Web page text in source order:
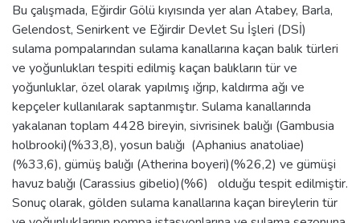
Bu çalışmada, Eğirdir Gölü kıyısında yer alan Atabey, Barla,
Gelendost, Senirkent ve Eğirdir Devlet Su İşleri (DSİ)
sulama pompalarından sulama kanallarına kaçan balık türleri
ve yoğunlukları tespiti edilmiş kaçan balıkların tür ve
yoğunluklar, özel olarak yapılmış ığrıp, kaldırma ağı ve
kepçeler kullanılarak saptanmıştır. Sulama kanallarında
yakalanan toplam 4428 bireyin, sivrisinek balığı (Gambusia
holbrooki)(%33,8), yosun balığı (Aphanius anatoliae)
(%33,6), gümüş balığı (Atherina boyeri)(%26,2) ve gümüşi
havuz balığı (Carassius gibelio)(%6) olduğu tespit edilmiştir.
Sonuç olarak, gölden sulama kanallarına kaçan bireylerin tür